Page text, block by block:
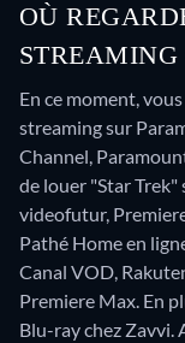
OÙ
En ce moment,
streaming sur
Channel,
de louer "Star
videofutur,
Pathé Home en
Canal VOD,
Premiere Max. En
Blu-ray chez Zavvi.